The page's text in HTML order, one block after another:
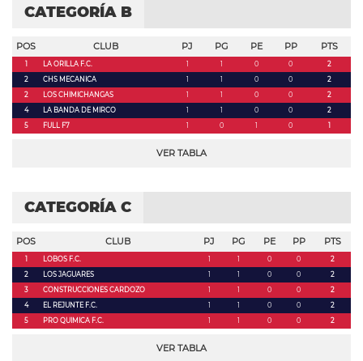
CATEGORÍA B
POS CLUB PJ PG PE PP PTS
1 LA ORILLA F.C. 1 1 0 0
2
2
CHS MECANICA 1 1 0 0
2
2
LOS CHIMICHANGAS 1 1 0 0
2
4
LA BANDA DE MIRCO 1 1 0 0
2
5
FULL F7 1 0 1 0 1
VER TABLA
CATEGORÍA C
POS CLUB PJ PG PE PP PTS
1 LOBOS F.C. 1 1 0 0
2
2
LOS JAGUARES 1 1 0 0
2
3
CONSTRUCCIONES CARDOZO 1 1 0 0
2
4
EL REJUNTE F.C. 1 1 0 0
2
5
PRO QUIMICA F.C. 1 1 0 0 2
VER TABLA